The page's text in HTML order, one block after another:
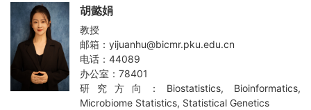
胡懿娟
教授
邮箱：yijuanhu@bicmr.pku.edu.cn
电话：44089
办公室：78401
研究方向：Biostatistics, Bioinformatics,
Microbiome Statistics, Statistical Genetics